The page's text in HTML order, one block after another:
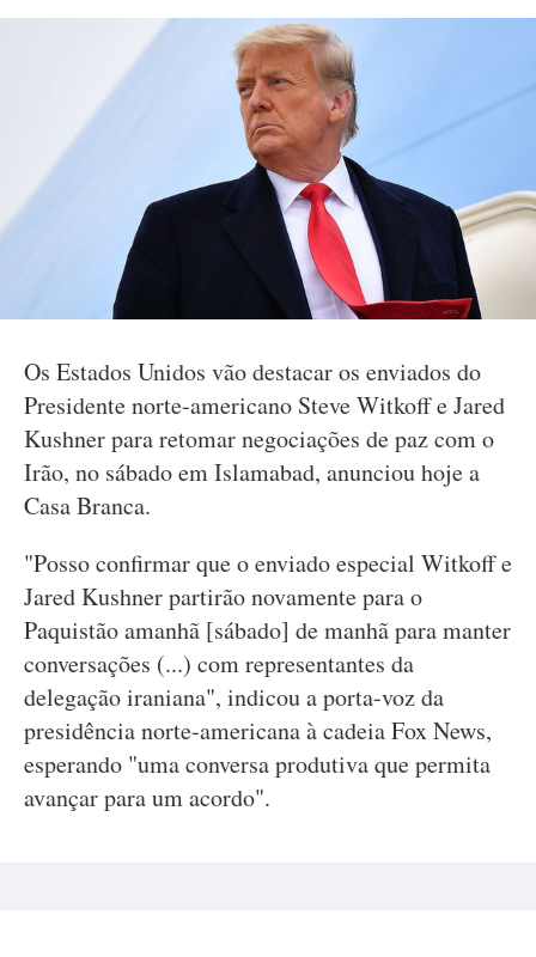
Os Estados Unidos vão destacar os enviados do
Presidente norte-americano Steve Witkoff e Jared
Kushner para retomar negociações de paz com o
Irão, no sábado em Islamabad, anunciou hoje a
Casa Branca.
"Posso confirmar que o enviado especial Witkoff e
Jared Kushner partirão novamente para o
Paquistão amanhã [sábado] de manhã para manter
conversações (...) com representantes da
delegação iraniana", indicou a porta-voz da
presidência norte-americana à cadeia Fox News,
esperando "uma conversa produtiva que permita
avançar para um acordo".